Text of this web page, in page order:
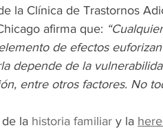
la Clínica de Trastornos
afirma que:
de efectos
depende de la
entre otros factores. No
la historia familiar y la